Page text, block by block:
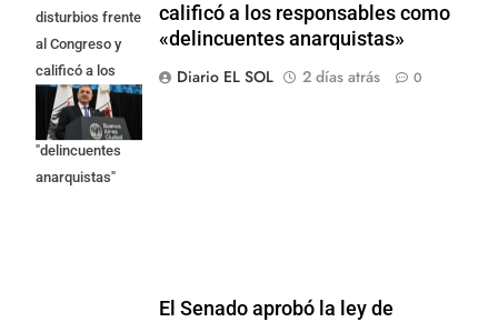
disturbios frente
al Congreso y
calificó a los
responsables
como
"delincuentes
anarquistas"
calificó a los responsables como
«delincuentes anarquistas»
Diario EL SOL
2 días atrás 0
El Senado aprobó la ley de